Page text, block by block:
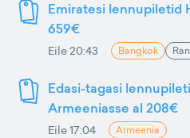
Emiratesi lennupiletid
659€
Eile 20:43 Bangkok
Edasi-tagasi
Armeeniasse al 208€
Eile 17:04 Armeenia